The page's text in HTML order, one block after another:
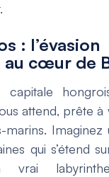
: l’évasion
au cœur de
attend, prête à
marins. Imaginez
qui s’étend
vrai